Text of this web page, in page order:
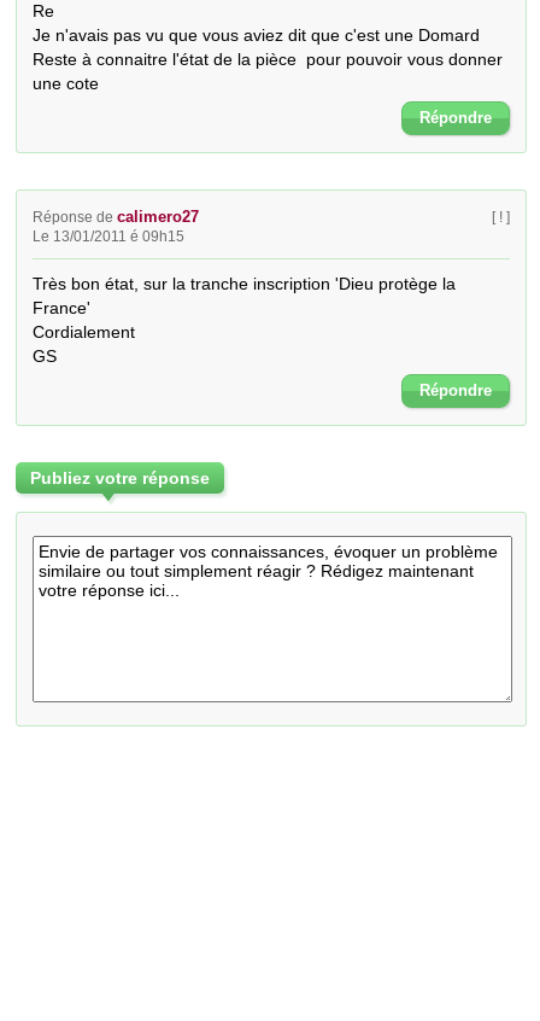
Re
Je n'avais pas vu que vous aviez dit que c'est une Domard
Reste à connaitre l'état de la pièce  pour pouvoir vous donner
une cote
Répondre
Réponse decalimero27
Le 13/01/2011 é 09h15
[ ! ]
Très bon état, sur la tranche inscription 'Dieu protège la
France'
Cordialement
GS
Répondre
Publiez votre réponse